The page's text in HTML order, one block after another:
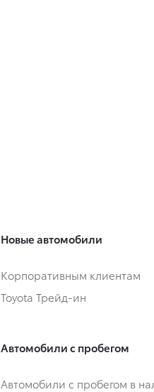
Новые автомобили
Корпоративным клиентам
Toyota Трейд-ин
Автомобили с пробегом
Автомобили с пробегом в